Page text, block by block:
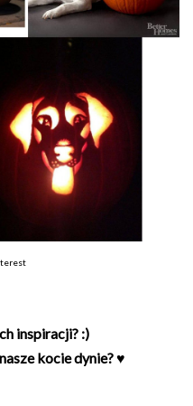
inspiracji? :)
kocie dynie? ♥